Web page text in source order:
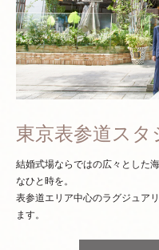
東京表参道スタ
結婚式場ならではの広々とした
なひと時を。
表参道エリア中心のラグジュア
ます。